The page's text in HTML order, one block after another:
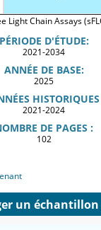
PÉRIODE D'ÉTUDE:
2021-2034
ANNÉE DE BASE:
2025
2021-2024
DE PAGES :
102
un